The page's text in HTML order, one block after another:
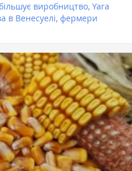
виробництво, Yara
в Венесуелі, фермери